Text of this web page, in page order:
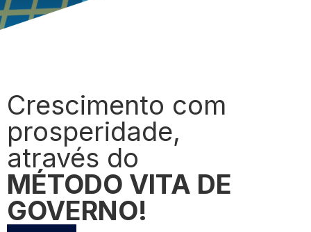
Crescimento com
prosperidade,
através do
MÉTODO VITA DE
GOVERNO!